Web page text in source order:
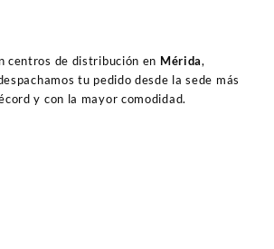
centros de distribución en Mérida,
tu pedido desde la sede más
y con la mayor comodidad.